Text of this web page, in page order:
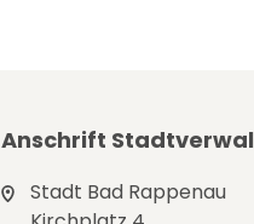
Anschrift
Stadt Bad Rappenau